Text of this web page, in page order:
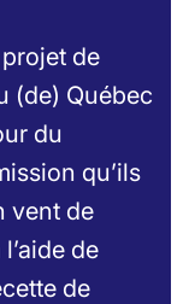
de
(de) Québec
du
qu’ils
vent de
de
de